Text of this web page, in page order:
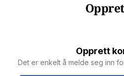
Opprett
Det er enkelt å melde seg inn